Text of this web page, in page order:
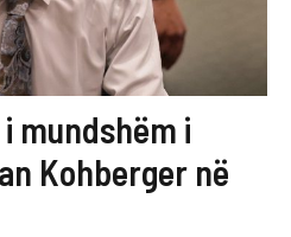
mundshëm i
Kohberger në